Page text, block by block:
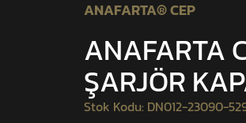
ANAFARTA® CEP
ANAFARTA
ŞARJÖR
Stok Kodu: DN012-23090-